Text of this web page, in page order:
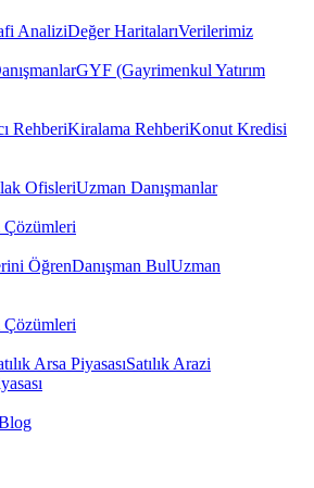
AnaliziDeğer HaritalarıVerilerimiz
GYF (Gayrimenkul Yatırım
RehberiKiralama RehberiKonut Kredisi
OfisleriUzman Danışmanlar
Çözümleri
ÖğrenDanışman BulUzman
Çözümleri
Arsa PiyasasıSatılık Arazi